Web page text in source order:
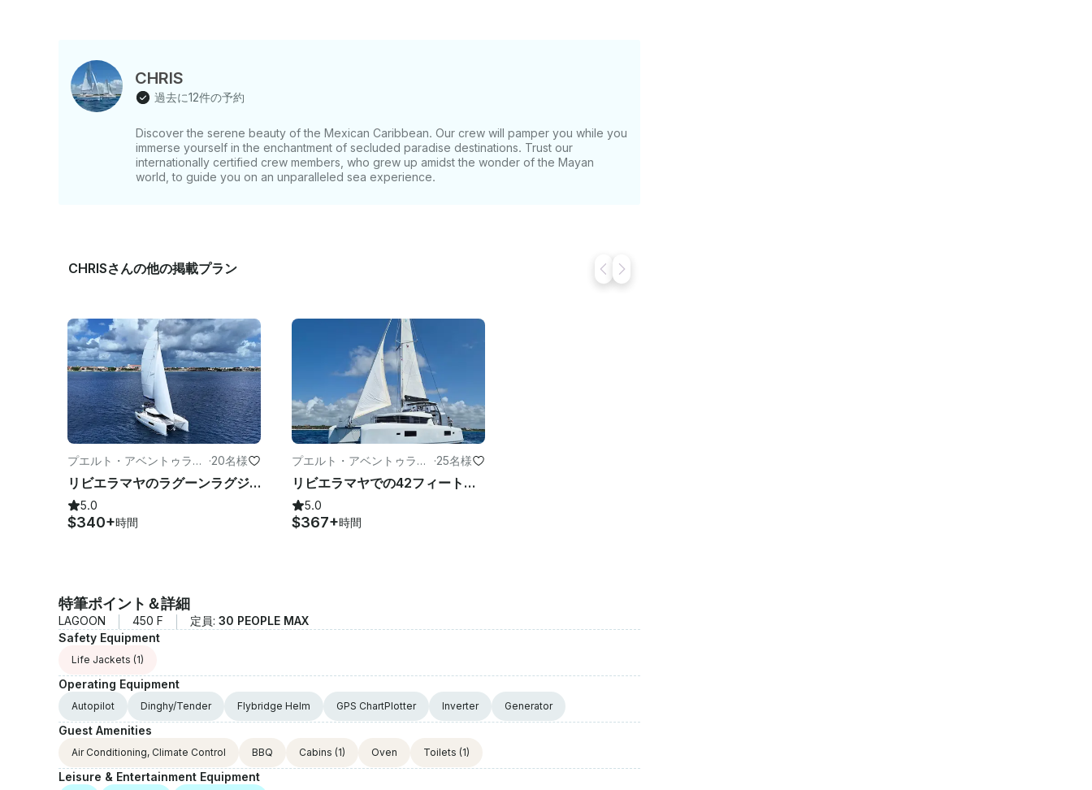
CHRIS
過去に12件の予約
Discover the serene beauty of the Mexican Caribbean. Our crew will pamper you while you
immerse yourself in the enchantment of secluded paradise destinations. Trust our
internationally certified crew members, who grew up amidst the wonder of the Mayan
world, to guide you on an unparalleled sea experience.
CHRISさんの他の掲載プラン
プエルト・アベントゥラス
のヨット
·20名様
リビエラマヤのラグーンラグジュアリーカタマランチャーター（40フィート）
5.0
$340+時間
プエルト・アベントゥラス
のヨット
·25名様
リビエラマヤでの42フィートのラグーンラグジュアリーカタマランチャーター
5.0
$367+時間
特筆ポイント＆詳細
LAGOON 450 F 定員: 30 PEOPLE MAX
Safety Equipment
Life Jackets (1)
Operating Equipment
Autopilot Dinghy/Tender Flybridge Helm GPS ChartPlotter Inverter Generator
Guest Amenities
Air Conditioning, Climate Control BBQ Cabins (1) Oven Toilets (1)
Leisure & Entertainment Equipment